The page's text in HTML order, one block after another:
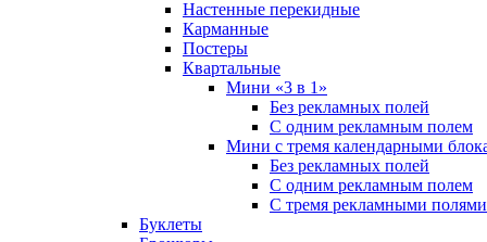
Настенные перекидные
Карманные
Постеры
Квартальные
Мини «3 в 1»
Без рекламных полей
С одним рекламным полем
Мини с тремя календарными
Без рекламных полей
С одним рекламным полем
С тремя рекламными полями
Буклеты